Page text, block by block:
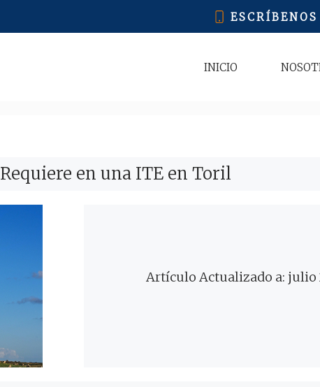
INICIO
Requiere en una ITE en Toril
Artículo Actualizado a: julio